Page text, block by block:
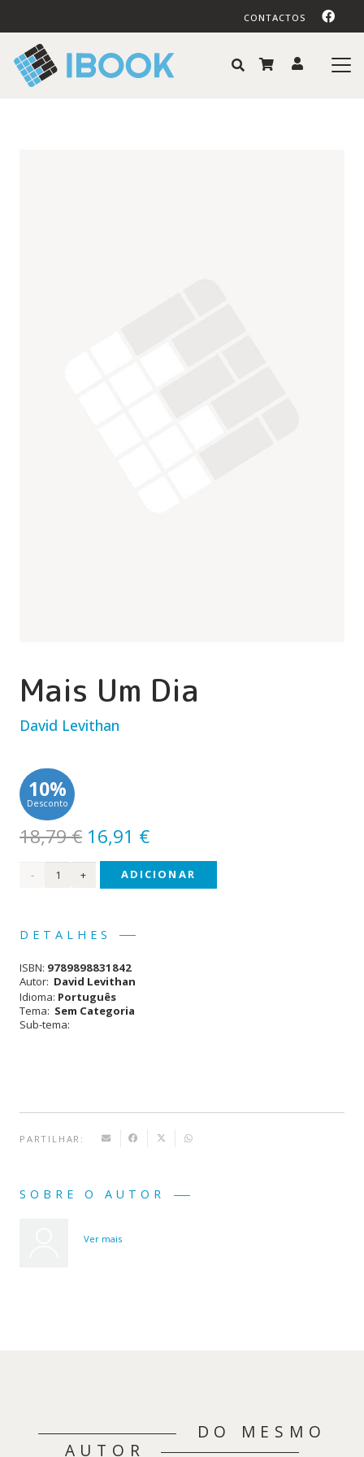
CONTACTOS
Mais Um Dia
David Levithan
10%
Desconto
18,79€ O
preço
original
18,79 €.
16,91 €O
preço
atual
Quantidade
Dia
ADICIONAR
DETALHES
ISBN: 9789898831842
Autor: David Levithan
Idioma: Português
Tema: Sem Categoria
Sub-tema:
PARTILHAR:
SOBRE O AUTOR
Ver mais
DO MESMO
AUTOR